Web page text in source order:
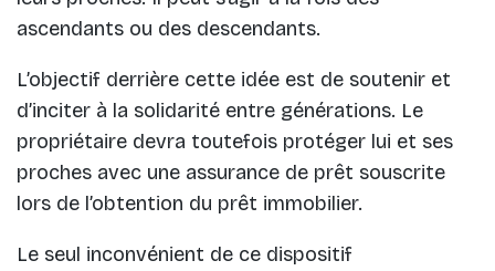
ascendants ou des descendants.
L’objectif derrière cette idée est de soutenir et
d’inciter à la solidarité entre générations. Le
propriétaire devra toutefois protéger lui et ses
proches avec une assurance de prêt souscrite
lors de l’obtention du prêt immobilier.
Le seul inconvénient de ce dispositif